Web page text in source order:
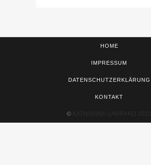
HOME
IMPRESSUM
DATENSCHUTZERKLÄRUNG
KONTAKT
©